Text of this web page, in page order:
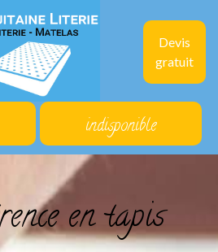
Devis
gratuit
indisponible
en tapis